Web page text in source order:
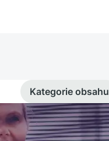
Kategorie obsahu